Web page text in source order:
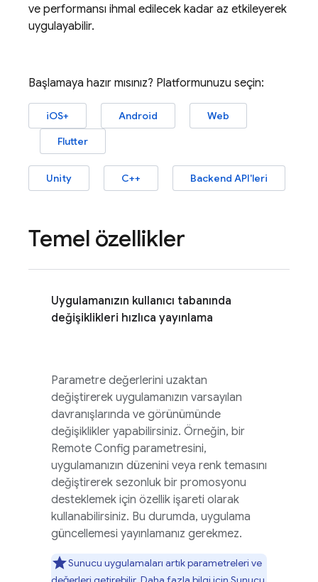
ve performansı ihmal edilecek kadar az etkileyerek
uygulayabilir.
Başlamaya hazır mısınız? Platformunuzu seçin:
iOS+ Android
Web
Flutter
Unity C++ Backend API'leri
Temel özellikler
Uygulamanızın kullanıcı tabanında
değişiklikleri hızlıca yayınlama
Parametre değerlerini uzaktan
değiştirerek uygulamanızın varsayılan
davranışlarında ve görünümünde
değişiklikler yapabilirsiniz. Örneğin, bir
Remote Config parametresini,
uygulamanızın düzenini veya renk temasını
değiştirerek sezonluk bir promosyonu
desteklemek için özellik işareti olarak
kullanabilirsiniz. Bu durumda, uygulama
güncellemesi yayınlamanız gerekmez.
Sunucu uygulamaları artık parametreleri ve